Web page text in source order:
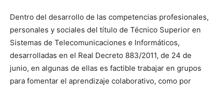
Dentro del desarrollo de las competencias profesionales,
personales y sociales del título de Técnico Superior en
Sistemas de Telecomunicaciones e Informáticos,
desarrolladas en el Real Decreto 883/2011, de 24 de
junio, en algunas de ellas es factible trabajar en grupos
para fomentar el aprendizaje colaborativo, como por